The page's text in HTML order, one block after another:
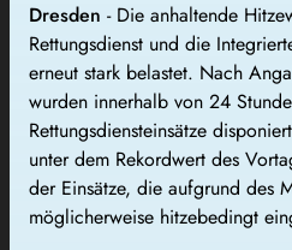
Dresden - Die anhaltende
Rettungsdienst und die
erneut stark belastet. Nach
wurden innerhalb von 24
Rettungsdiensteinsätze
unter dem Rekordwert des
der Einsätze, die aufgrund des
möglicherweise hitzebedingt